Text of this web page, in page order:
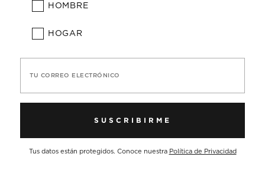
HOMBRE
HOGAR
TU CORREO ELECTRÓNICO
SUSCRIBIRME
Tus datos están protegidos. Conoce nuestra Política de Privacidad